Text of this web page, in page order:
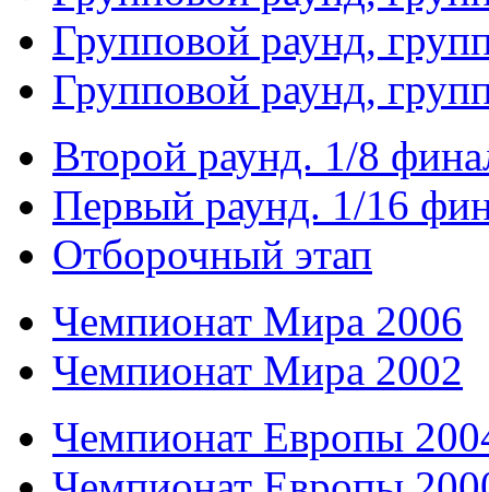
Групповой раунд,
Групповой раунд,
Второй раунд. 1/8
Первый раунд. 1/16
Отборочный этап
Чемпионат Мира 2006
Чемпионат Мира 2002
Чемпионат Европы